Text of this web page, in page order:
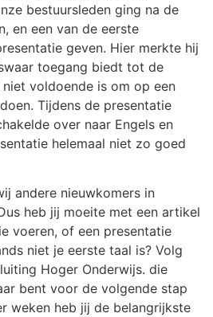
bestuursleden ging na de
en een van de eerste
geven. Hier merkte hij
toegang biedt tot de
voldoende is om op een
Tijdens de presentatie
over naar Engels en
helemaal niet zo goed
andere nieuwkomers in
heb jij moeite met een artikel
voeren, of een presentatie
niet je eerste taal is? Volg
Hoger Onderwijs. die
bent voor de volgende stap
weken heb jij de belangrijkste